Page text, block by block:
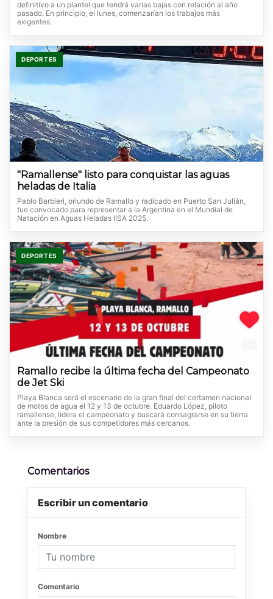
definitivo a un plantel que tendrá varias bajas con relación al año
pasado. En principio, el lunes, comenzarían los trabajos más
exigentes.
DEPORTES
"Ramallense" listo para conquistar las aguas
heladas de Italia
Pablo Barbieri, oriundo de Ramallo y radicado en Puerto San Julián,
fue convocado para representar a la Argentina en el Mundial de
Natación en Aguas Heladas IISA 2025.
DEPORTES
Ramallo recibe la última fecha del Campeonato
de Jet Ski
Playa Blanca será el escenario de la gran final del certamen nacional
de motos de agua el 12 y 13 de octubre. Eduardo López, piloto
ramallense, lidera el campeonato y buscará consagrarse en su tierra
ante la presión de sus competidores más cercanos.
Comentarios
Escribir un comentario
Nombre
Comentario